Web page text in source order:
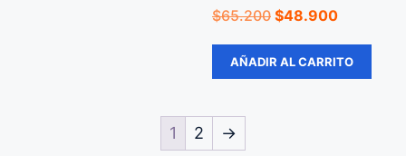
$65.200 $48.900
AÑADIR AL CARRITO
1 2 →